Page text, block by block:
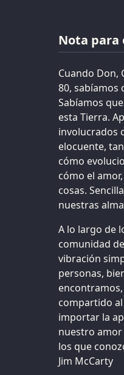
Nota para
Cuando Don,
80, sabíamos
Sabíamos
esta Tierra.
involucrados
elocuente,
cómo
cómo el
cosas.
nuestras
A lo largo de
comunidad
vibración
personas,
compartido
importar la
nuestro
los que
Jim McCarty